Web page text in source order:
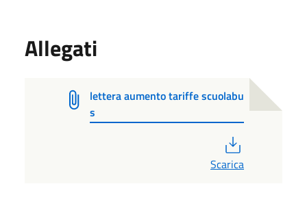
Allegati
lettera aumento tariffe scuolabu
s
Scarica